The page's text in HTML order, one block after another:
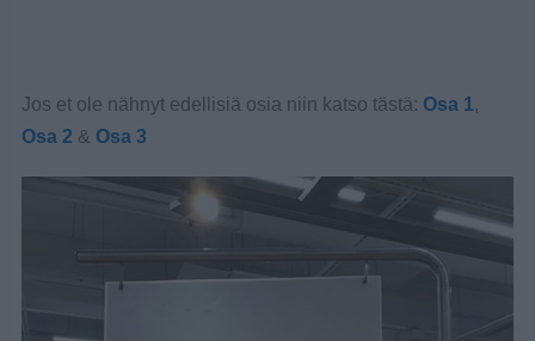
Jos et ole nähnyt edellisiä osia niin katso tästä: Osa 1,
Osa 2 & Osa 3